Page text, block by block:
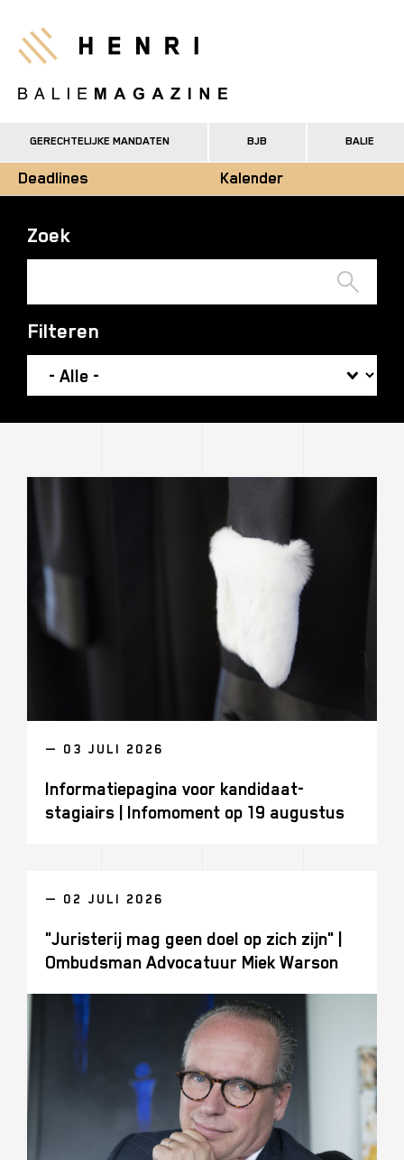
naar
inhoud
Henri
GERECHTELIJKE MANDATEN BJB BALIE
Deadlines Kalender
Zoek
Filteren
— 03 JULI 2026
Informatiepagina voor kandidaat-
stagiairs | Infomoment op 19 augustus
— 02 JULI 2026
"Juristerij mag geen doel op zich zijn" |
Ombudsman Advocatuur Miek Warson